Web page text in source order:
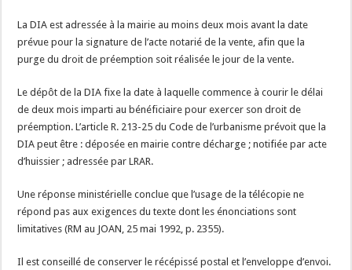
La DIA est adressée à la mairie au moins deux mois avant la date
prévue pour la signature de l’acte notarié de la vente, afin que la
purge du droit de préemption soit réalisée le jour de la vente.
Le dépôt de la DIA fixe la date à laquelle commence à courir le délai
de deux mois imparti au bénéficiaire pour exercer son droit de
préemption. L’article R. 213-25 du Code de l’urbanisme prévoit que la
DIA peut être : déposée en mairie contre décharge ; notifiée par acte
d’huissier ; adressée par LRAR.
Une réponse ministérielle conclue que l’usage de la télécopie ne
répond pas aux exigences du texte dont les énonciations sont
limitatives (RM au JOAN, 25 mai 1992, p. 2355).
Il est conseillé de conserver le récépissé postal et l’enveloppe d’envoi.